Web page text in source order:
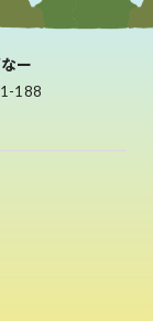
ー
188